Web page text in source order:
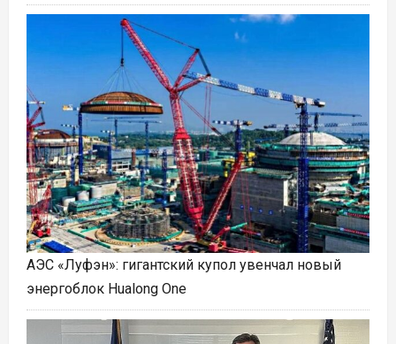
АЭС «Луфэн»: гигантский купол увенчал новый
энергоблок Hualong One